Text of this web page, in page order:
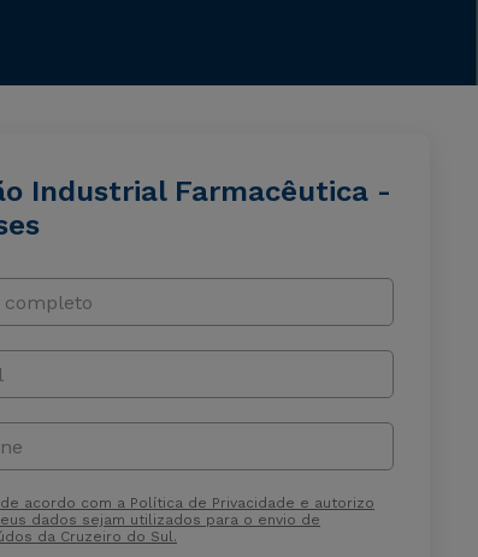
Industrial Farmacêutica -
completo
acordo com a Política de Privacidade e autorizo
dados sejam utilizados para o envio de
da Cruzeiro do Sul.